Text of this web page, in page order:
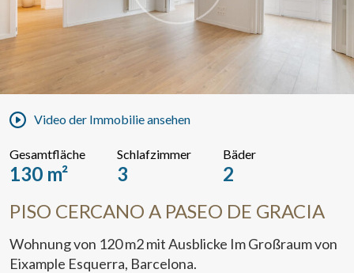
Video der Immobilie ansehen
Gesamtfläche
130 m²
Schlafzimmer
3
Bäder
2
PISO CERCANO A PASEO DE GRACIA
Wohnung von 120 m2 mit Ausblicke Im Großraum von
Eixample Esquerra, Barcelona.